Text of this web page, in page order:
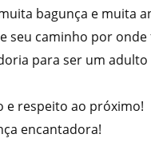
bagunça e muita
seu caminho por onde
para ser um adulto
e respeito ao próximo!
encantadora!